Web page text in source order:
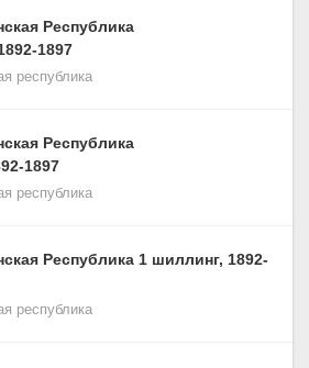
Республика
1897
республика
Республика
1897
республика
Республика 1 шиллинг, 1892-
республика